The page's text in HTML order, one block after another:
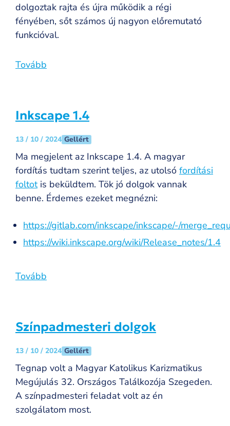
dolgoztak rajta és újra működik a régi
fényében, sőt számos új nagyon előremutató
funkcióval.
Tovább
Inkscape 1.4
13 / 10 / 2024 Gellért
Ma megjelent az Inkscape 1.4. A magyar
fordítás tudtam szerint teljes, az utolsó fordítási
foltotis beküldtem. Tök jó dolgok vannak
benne. Érdemes ezeket megnézni:
https://gitlab.com/inkscape/inkscape/-/
https://wiki.inkscape.org/wiki/Release_notes/1.4
Tovább
Színpadmesteri dolgok
13 / 10 / 2024 Gellért
Tegnap volt a Magyar Katolikus Karizmatikus
Megújulás 32. Országos Találkozója Szegeden.
A színpadmesteri feladat volt az én
szolgálatom most.